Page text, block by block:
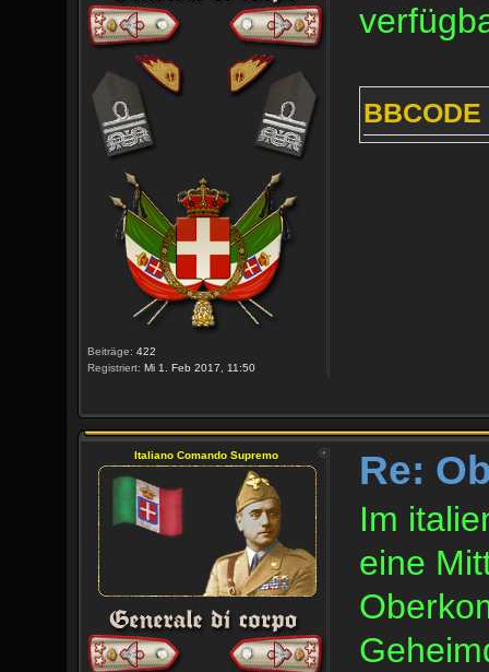
Beiträge: 422
Registriert: Mi 1. Feb 2017, 11:50
BBCODE
Italiano Comando Supremo Re:
Im
eine